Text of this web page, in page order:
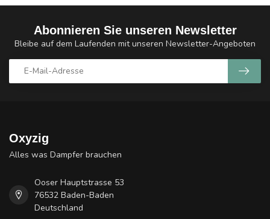
Abonnieren Sie unseren Newsletter
Bleibe auf dem Laufenden mit unseren Newsletter-Angeboten
Oxyzig
Alles was Dampfer brauchen
Ooser Hauptstrasse 53
76532 Baden-Baden
Deutschland